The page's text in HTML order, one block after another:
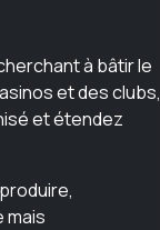
à bâtir le
et des clubs,
et étendez
mais